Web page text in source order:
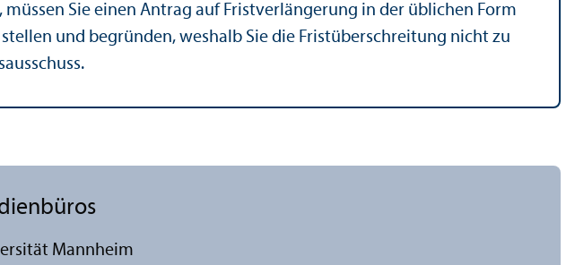
Sie einen Antrag auf Fristverlängerung in der üblichen Form
stellen und begründen, weshalb Sie die Fristüberschreitung nicht zu
Mannheim